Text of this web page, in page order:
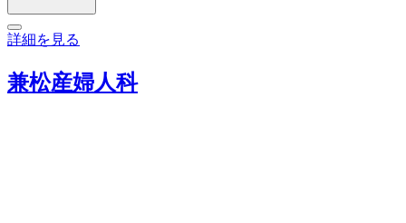
詳細を見る
兼松産婦人科